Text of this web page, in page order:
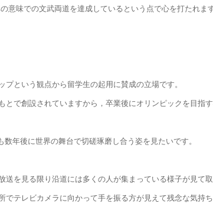
意味での文武両道を達成しているという点で心を打たれます
という観点から留学生の起用に賛成の立場です。
で創設されていますから，卒業後にオリンピックを目指
年後に世界の舞台で切磋琢磨し合う姿を見たいです。
を見る限り沿道には多くの人が集まっている様子が見て取
テレビカメラに向かって手を振る方が見えて残念な気持ち